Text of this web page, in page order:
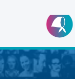
al
contenido